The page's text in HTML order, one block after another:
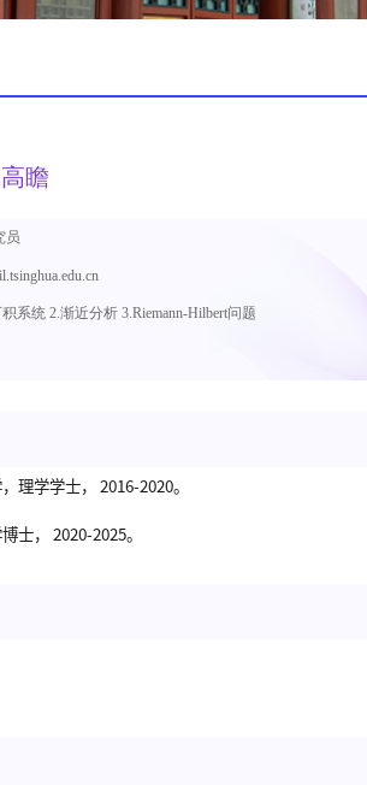
瞻
员
系统 2.渐近分析 3.Riemann-Hilbert问题
理学学士， 2016-2020。
士， 2020-2025。